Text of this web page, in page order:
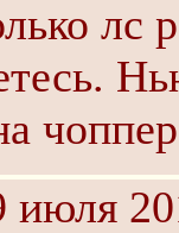
лс
июля